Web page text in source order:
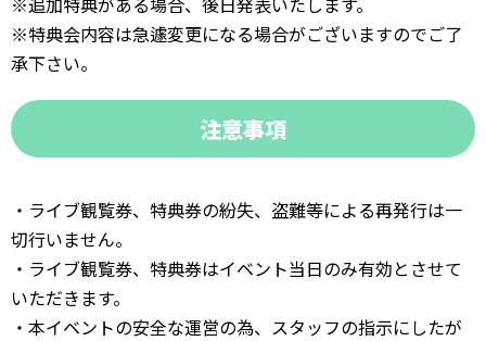
※特典会内容は急遽変更になる場合がございますのでご了
承下さい。
注意事項
・ライブ観覧券、特典券の紛失、盗難等による再発行は一
切行いません。
・ライブ観覧券、特典券はイベント当日のみ有効とさせて
いただきます。
・本イベントの安全な運営の為、スタッフの指示にしたが